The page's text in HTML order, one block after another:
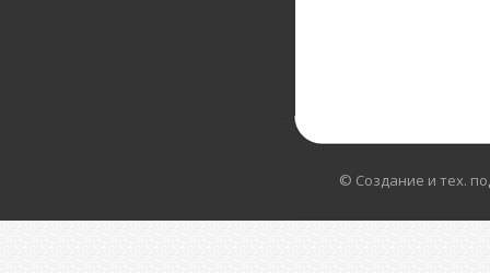
© Создание и тех.